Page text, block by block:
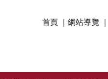
首頁
網站導覽